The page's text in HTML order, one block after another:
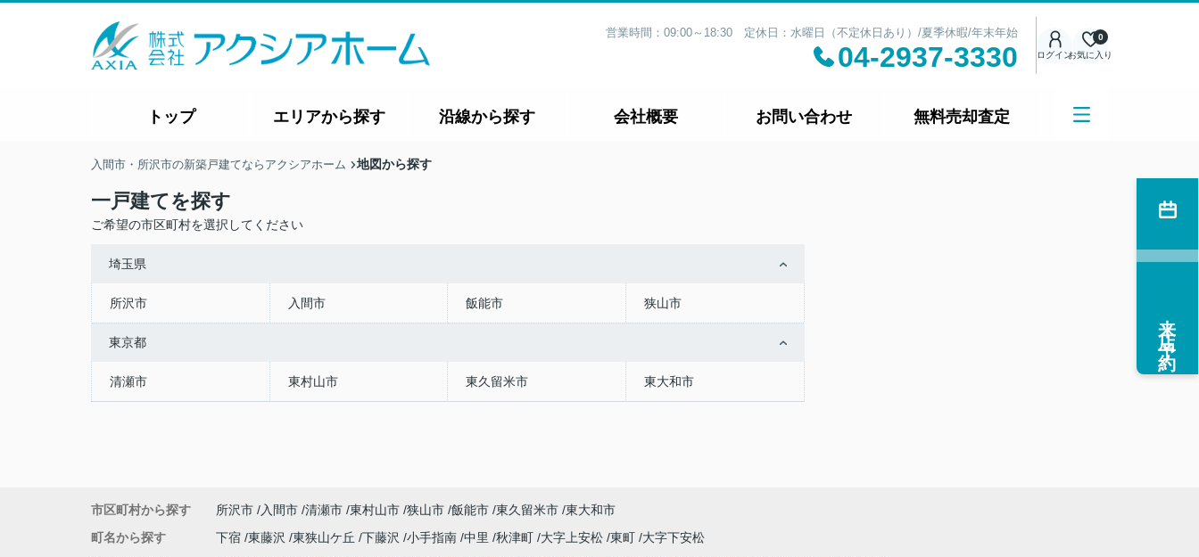
営業時間：09:00～18:30 定休日：水曜日（不定休日あり）/夏季休暇/年末年始
04-2937-3330 ログインお気に入り
0
トップ エリアから探す 沿線から探す 会社概要 お問い合わせ 無料売却査定
入間市・所沢市の新築戸建てならアクシアホーム 地図から探す
一戸建てを探す
ご希望の市区町村を選択してください
埼玉県
所沢市 入間市 飯能市 狭山市
東京都
清瀬市 東村山市 東久留米市 東大和市
来店予約
市区町村から探す 所沢市 入間市 清瀬市 東村山市 狭山市 飯能市 東久留米市 東大和市
町名から探す
下宿 東藤沢 東狭山ケ丘 下藤沢 小手指南 中里 秋津町 大字上安松 東町 大字下安松